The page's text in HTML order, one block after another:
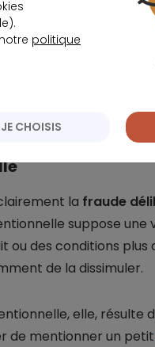
erronée
fausse
la fraude
suppose
ou des conditions
de la dissimuler.
elle, résulte
de mentionner un petit
politique
JE CHOISIS